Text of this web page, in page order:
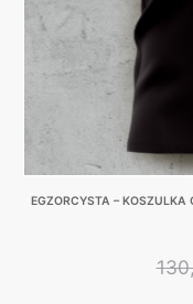
EGZORCYSTA –